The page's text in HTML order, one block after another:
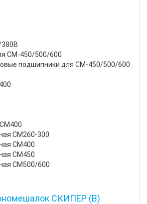
380В
СМ-450/500/600
подшипники для СМ-450/500/600
СМ260-300
СМ400
СМ450
СМ500/600
СКИПЕР (B)